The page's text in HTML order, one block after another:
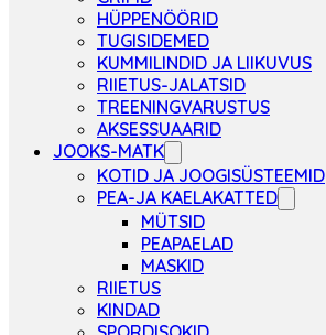
HÜPPENÖÖRID
TUGISIDEMED
KUMMILINDID JA LIIKUVUS
RIIETUS-JALATSID
TREENINGVARUSTUS
AKSESSUAARID
JOOKS-MATK
KOTID JA JOOGISÜSTEEMID
PEA-JA KAELAKATTED
MÜTSID
PEAPAELAD
MASKID
RIIETUS
KINDAD